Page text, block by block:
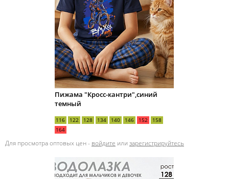
Пижама "Кросс-кантри",синий
темный
116 122 128 134 140 146 152
158
164
Для просмотра оптовых цен - войдите или зарегистрируйтесь